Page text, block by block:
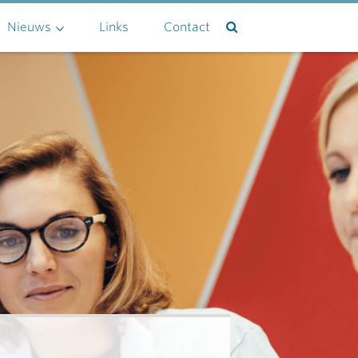
Nieuws Links Contact